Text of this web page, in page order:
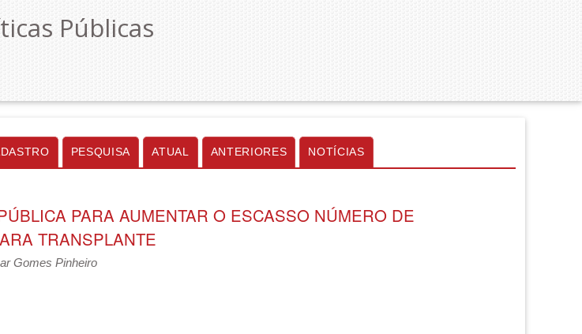
Públicas
PESQUISA ATUAL ANTERIORES NOTÍCIAS
PARA AUMENTAR O ESCASSO NÚMERO DE
TRANSPLANTE
Gomes Pinheiro